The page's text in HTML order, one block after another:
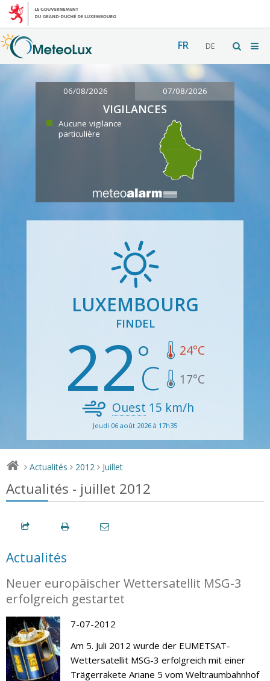
FR DE
06/08/2026 07/08/2026
VIGILANCES
Aucune vigilance
particulière
LUXEMBOURG
FINDEL
22 24°C
17°C
Ouest 15 km/h
Jeudi 06 août 2026 à 17h35
> Actualités > 2012 > Juillet
Actualités - juillet 2012
Actualités
Neuer europäischer Wettersatellit MSG-3
erfolgreich gestartet
7-07-2012
Am 5. Juli 2012 wurde der EUMETSAT-
Wettersatellit MSG-3 erfolgreich mit einer
Trägerrakete Ariane 5 vom Weltraumbahnhof